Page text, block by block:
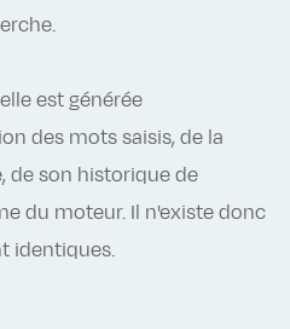
est générée
des mots saisis, de la
de son historique de
du moteur. Il n'existe donc
identiques.